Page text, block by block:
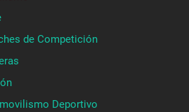
de Competición
Deportivo